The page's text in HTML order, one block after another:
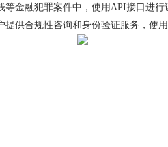
等金融犯罪案件中，使用API接口进
提供合规性咨询和身份验证服务，使